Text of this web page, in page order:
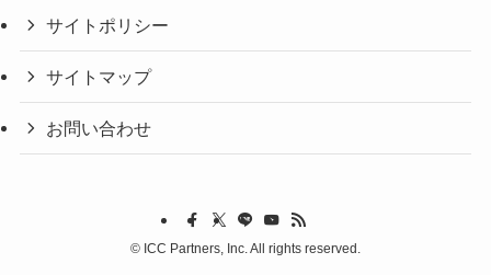
サイトポリシー
サイトマップ
お問い合わせ
© ICC Partners, Inc. All rights reserved.